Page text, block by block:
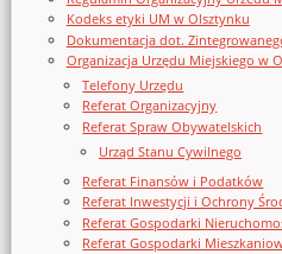
Kodeks etyki UM w Olsztynku
Dokumentacja dot.
Organizacja Urzędu Miejskiego w
Telefony Urzędu
Referat Organizacyjny
Referat Spraw Obywatelskich
Urząd Stanu Cywilnego
Referat Finansów i Podatków
Referat Inwestycji i Ochrony
Referat Gospodarki
Referat Gospodarki